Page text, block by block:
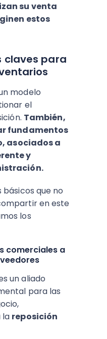
su venta
estos
claves para
modelo
el
También,
fundamentos
asociados a
y
que no
en este
los
comerciales a
un aliado
para las
la reposición